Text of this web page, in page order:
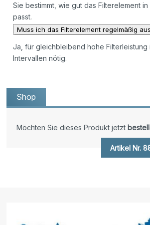
Sie bestimmt, wie gut das Filterelement
passt.
Muss ich das Filterelement regelmäßig
Ja, für gleichbleibend hohe Filterleistung
Intervallen nötig.
Shop
Möchten Sie dieses Produkt jetzt
Artikel Nr.